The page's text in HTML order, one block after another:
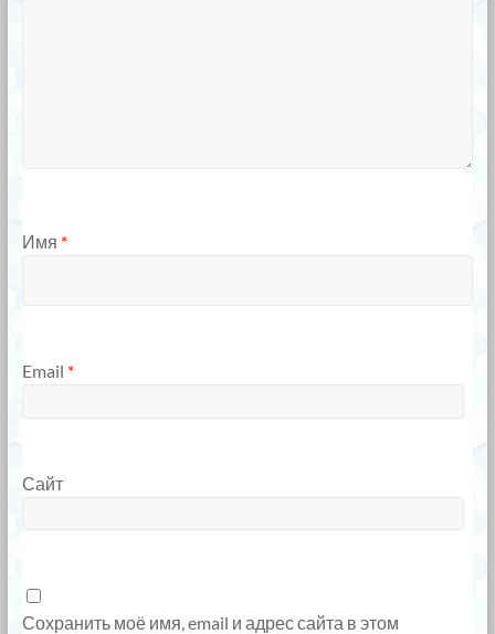
Имя *
Email *
Сайт
Сохранить моё имя, email и адрес сайта в этом